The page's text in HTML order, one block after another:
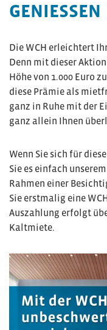
GENIESSEN
Die WCH erleichtert
Denn mit dieser
Höhe von 1.000 Euro
diese Prämie als
ganz in Ruhe mit der
ganz allein Ihnen
Wenn Sie sich für
Sie es einfach
Rahmen einer
Sie erstmalig eine
Auszahlung erfolgt
Kaltmiete.